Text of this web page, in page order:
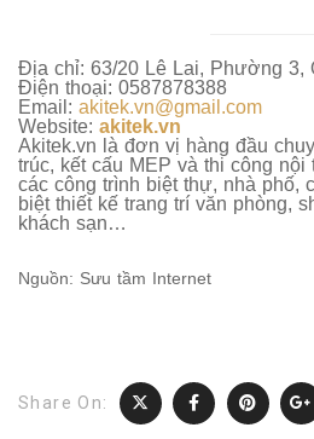
Địa chỉ: 63/20 Lê Lai, Phường 3,
Điện thoại: 0587878388
Email: akitek.vn@gmail.com
Website: akitek.vn
Akitek.vn là đơn vị hàng đầu
trúc, kết cấu MEP và thi công nội
các công trình biệt thự, nhà phố,
biệt thiết kế trang trí văn phòng,
khách sạn…
Nguồn: Sưu tầm Internet
Share On: